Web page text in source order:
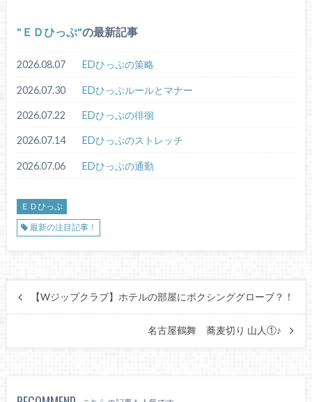
ＥＤひっぷ の最新記事
2026.08.07 EDひっぷの策略
2026.07.30 EDひっぷルールとマナー
2026.07.22 EDひっぷの徘徊
2026.07.14 EDひっぷのストレッチ
2026.07.06 EDひっぷの通勤
ＥＤひっぷ
最新の注目記事！
【Wジップクラブ】ホテルの部屋にボクシンググローブ？！
名古屋鶴舞 蕎麦切り 山人①♪